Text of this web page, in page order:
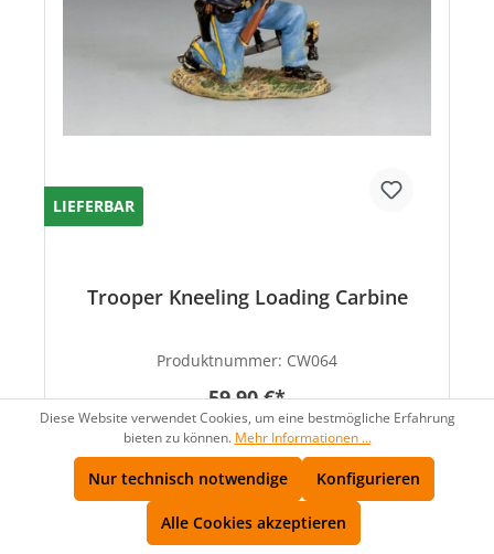
LIEFERBAR
Trooper Kneeling Loading Carbine
Produktnummer: CW064
59,90 €*
Diese Website verwendet Cookies, um eine bestmögliche Erfahrung
bieten zu können. Mehr Informationen ...
Nur technisch notwendige Konfigurieren
Alle Cookies akzeptieren